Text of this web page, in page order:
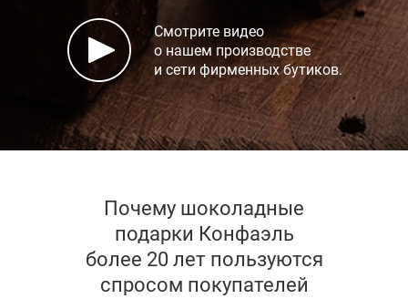
Смотрите видео
о нашем производстве
и сети фирменных бутиков.
Почему шоколадные
подарки Конфаэль
более 20 лет пользуются
спросом покупателей